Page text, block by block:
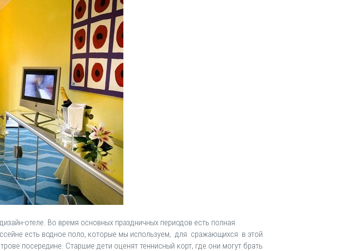
отеле. Во время основных праздничных периодов есть полная
есть водное поло, которые мы используем, для сражающихся в этой
посередине. Старшие дети оценят теннисный корт, где они могут брать